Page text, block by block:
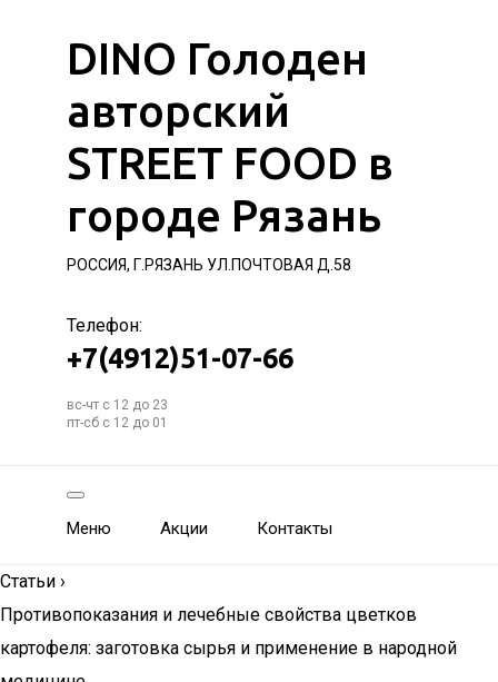
DINO Голоден
авторский
STREET FOOD в
городе Рязань
РОССИЯ, Г.РЯЗАНЬ УЛ.ПОЧТОВАЯ Д.58
Телефон:
+7(4912)51-07-66
вс-чт с 12 до 23
пт-сб с 12 до 01
Меню Акции Контакты
Статьи ›
Противопоказания и лечебные свойства цветков
картофеля: заготовка сырья и применение в народной